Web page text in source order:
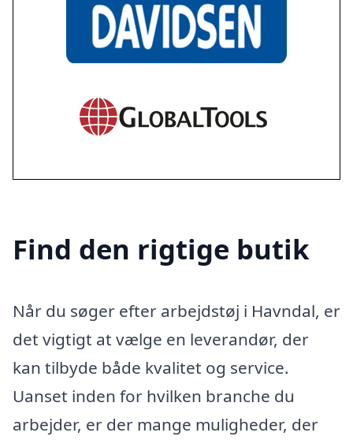
Find den rigtige butik
Når du søger efter arbejdstøj i Havndal, er
det vigtigt at vælge en leverandør, der
kan tilbyde både kvalitet og service.
Uanset inden for hvilken branche du
arbejder, er der mange muligheder, der